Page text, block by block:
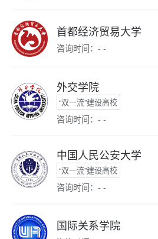
首都经济贸易大学
咨询时间：- -
外交学院
“双一流”建设高校
咨询时间：- -
中国人民公安大学
“双一流”建设高校
咨询时间：- -
国际关系学院